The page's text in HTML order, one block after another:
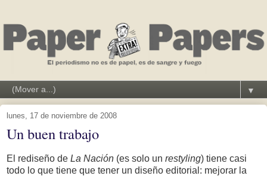
▼
lunes, 17 de noviembre de 2008
Un buen trabajo
El rediseño de La Nación (es solo un restyling) tiene casi
todo lo que tiene que tener un diseño editorial: mejorar la